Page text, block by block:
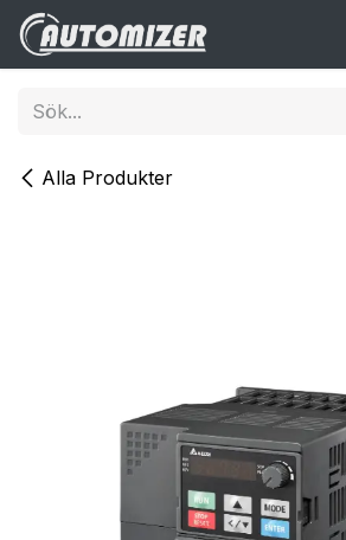
Hoppa till innehåll
Alla Produkter